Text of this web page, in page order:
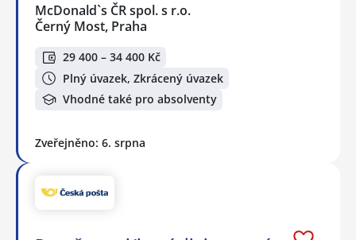
McDonald`s ČR spol. s r.o.
Černý Most, Praha
29 400 – 34 400 Kč
Plný úvazek, Zkrácený úvazek
Vhodné také pro absolventy
Zveřejněno: 6. srpna